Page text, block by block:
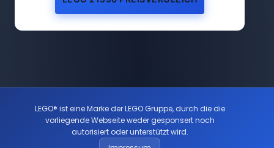
LEGO® ist eine Marke der LEGO Gruppe, durch die die
vorliegende Webseite weder gesponsert noch
autorisiert oder unterstützt wird.